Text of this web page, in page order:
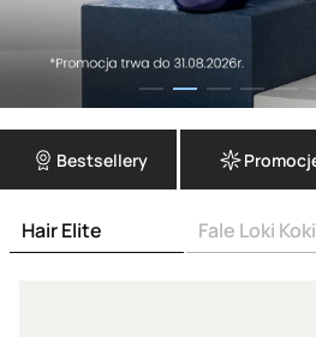
Bestsellery
Hair Elite Fale Loki Koki